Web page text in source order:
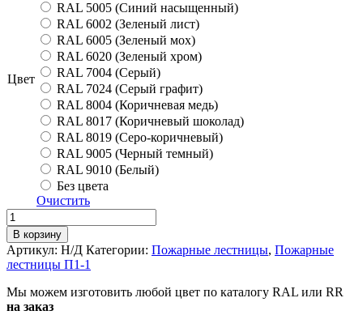
Цвет
RAL 5005 (Синий насыщенный)
RAL 6002 (Зеленый лист)
RAL 6005 (Зеленый мох)
RAL 6020 (Зеленый хром)
RAL 7004 (Серый)
RAL 7024 (Серый графит)
RAL 8004 (Коричневая медь)
RAL 8017 (Коричневый шоколад)
RAL 8019 (Серо-коричневый)
RAL 9005 (Черный темный)
RAL 9010 (Белый)
Без цвета
Очистить
Количество
Упаковка
усилителей
полотна
пожарной
лестницы
ГОСТ
В корзину
Артикул: Н/Д Категории: Пожарные лестницы, Пожарные
лестницы П1-1
Мы можем изготовить любой цвет по каталогу RAL или RR
на заказ